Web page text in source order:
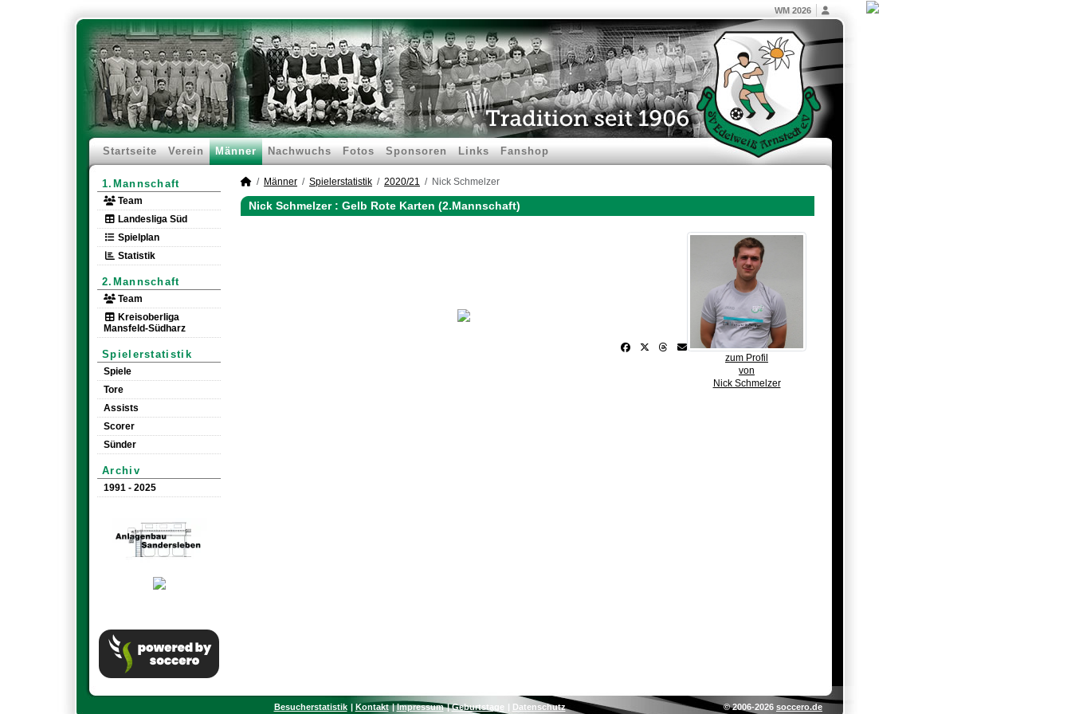
WM 2026
Startseite Verein Männer Nachwuchs Fotos Sponsoren Links Fanshop
1.Mannschaft
Team
Landesliga Süd
Spielplan
Statistik
2.Mannschaft
Team
Kreisoberliga
Mansfeld-Südharz
Spielerstatistik
Spiele
Tore
Assists
Scorer
Sünder
Archiv
1991 - 2025
Männer Spielerstatistik 2020/21 Nick Schmelzer
Nick Schmelzer : Gelb Rote Karten (2.Mannschaft)
zum Profil
von
Nick Schmelzer
Besucherstatistik Kontakt Impressum Geburtstage Datenschutz © 2006-2026 soccero.de